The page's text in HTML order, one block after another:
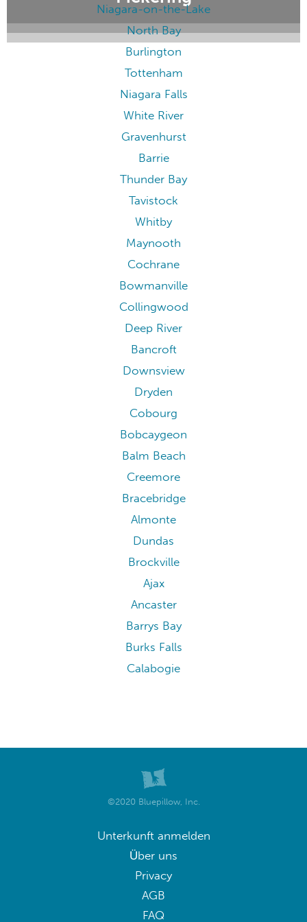
Niagara-on-the-Lake
North Bay
Burlington
Tottenham
Niagara Falls
White River
Gravenhurst
Barrie
Thunder Bay
Tavistock
Whitby
Maynooth
Cochrane
Bowmanville
Collingwood
Deep River
Bancroft
Downsview
Dryden
Cobourg
Bobcaygeon
Balm Beach
Creemore
Bracebridge
Almonte
Dundas
Brockville
Ajax
Ancaster
Barrys Bay
Burks Falls
Calabogie
©2020 Bluepillow, Inc.
Unterkunft anmelden
Über uns
Privacy
AGB
FAQ